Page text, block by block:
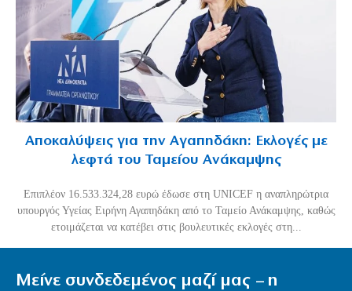
Αποκαλύψεις για την Αγαπηδάκη: Εκλογές με
λεφτά του Ταμείου Ανάκαμψης
Επιπλέον 16.533.324,28 ευρώ έδωσε στη UNICEF η αναπληρώτρια
υπουργός Υγείας Ειρήνη Αγαπηδάκη από το Ταμείο Ανάκαμψης, καθώς
ετοιμάζεται να κατέβει στις βουλευτικές εκλογές στη...
Μείνε συνδεδεμένος μαζί μας – η